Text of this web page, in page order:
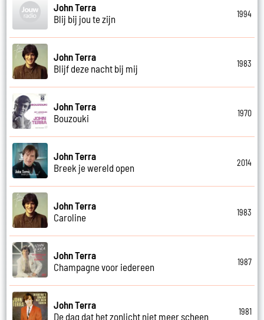
John Terra
Blij bij jou te zijn
1994
John Terra
Blijf deze nacht bij mij
1983
John Terra
Bouzouki
1970
John Terra
Breek je wereld open
2014
John Terra
Caroline
1983
John Terra
Champagne voor iedereen
1987
John Terra
De dag dat het zonlicht niet meer scheen
1981